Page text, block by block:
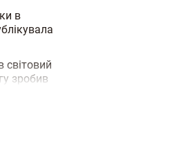
в
світовий
зробив